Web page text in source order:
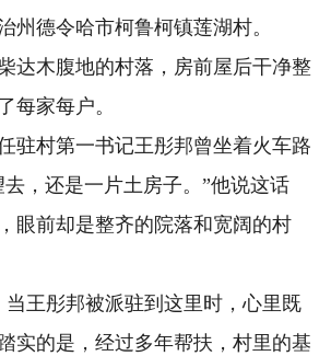
州德令哈市柯鲁柯镇莲湖村。
木腹地的村落，房前屋后干净整
每家每户。
村第一书记王彤邦曾坐着火车路
，还是一片土房子。”他说这话
眼前却是整齐的院落和宽阔的村
王彤邦被派驻到这里时，心里既
的是，经过多年帮扶，村里的基